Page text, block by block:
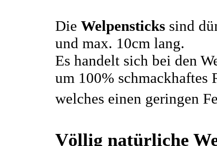
Die Welpensticks sind
und max. 10cm lang.
Es handelt sich bei den
um 100% schmackhaftes
welches einen geringen
Völlig natürliche